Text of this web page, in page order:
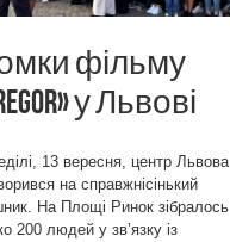
фільму
у Львові
13 вересня, центр Львова
на справжнісінький
На Площі Ринок зібралось
200 людей у зв’язку із